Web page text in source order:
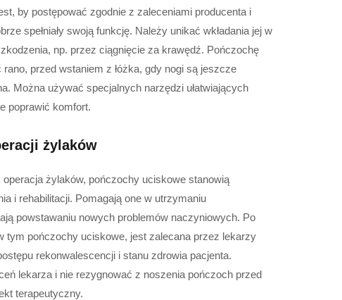
by postępować zgodnie z zaleceniami producenta i
spełniały swoją funkcję. Należy unikać wkładania jej w
np. przez ciągnięcie za krawędź. Pończochę
rano, przed wstaniem z łóżka, gdy nogi są jeszcze
Można używać specjalnych narzędzi ułatwiających
poprawić komfort.
żylaków
żylaków, pończochy uciskowe stanowią
i rehabilitacji. Pomagają one w utrzymaniu
powstawaniu nowych problemów naczyniowych. Po
tym pończochy uciskowe, jest zalecana przez lekarzy
rekonwalescencji i stanu zdrowia pacjenta.
lekarza i nie rezygnować z noszenia pończoch przed
terapeutyczny.